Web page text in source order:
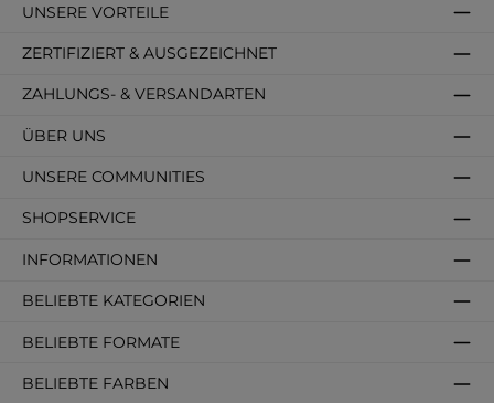
SHOPSERVICE
INFORMATIONEN
BELIEBTE KATEGORIEN
BELIEBTE FORMATE
BELIEBTE FARBEN
ZAHLUNGS- & VERSANDARTEN
ÜBER UNS
ZERTIFIZIERT & AUSGEZEICHNET
UNSERE VORTEILE
UNSERE COMMUNITIES